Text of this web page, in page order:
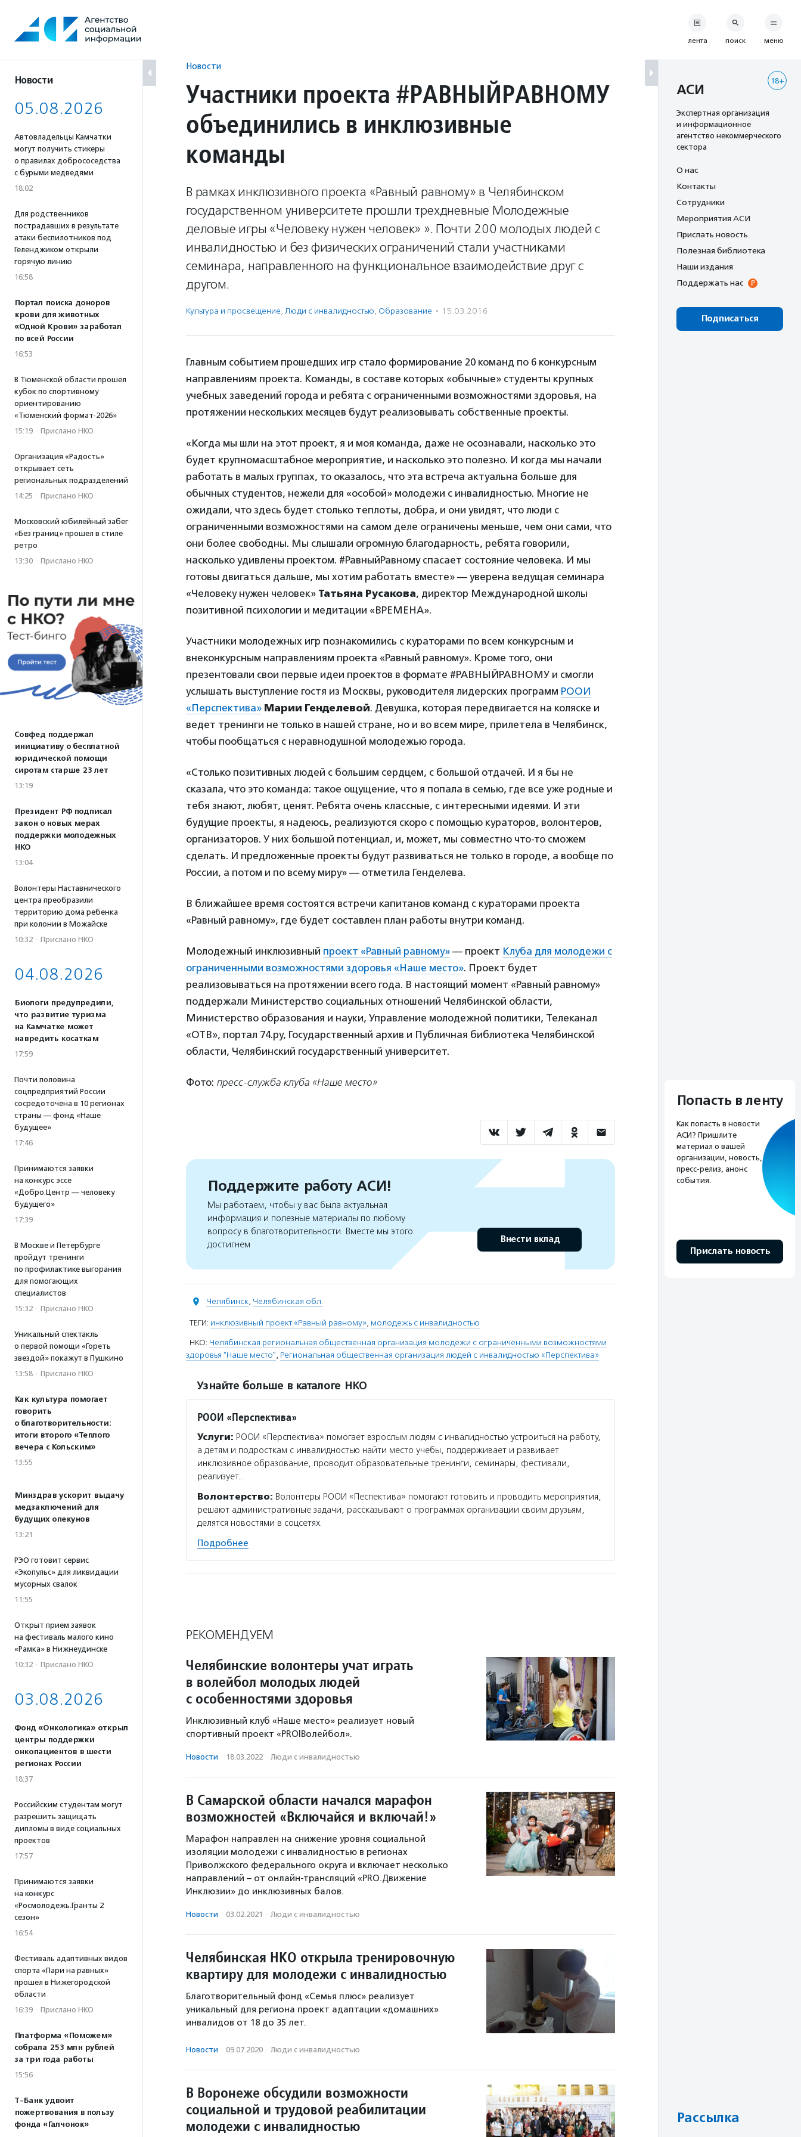
содержанию
Новости
05.08.2026
Автовладельцы Камчатки
могут получить стикеры
о правилах добрососедства
с бурыми медведями
18:02
Для родственников
пострадавших в результате
атаки беспилотников под
Геленджиком открыли
горячую линию
16:58
Портал поиска доноров
крови для животных
«Одной Крови» заработал
по всей России
16:53
В Тюменской области прошел
кубок по спортивному
ориентированию
«Тюменский формат-2026»
15:19 · Прислано НКО
Организация «Радость»
открывает сеть
региональных подразделений
14:25 · Прислано НКО
Московский юбилейный забег
«Без границ» прошел в стиле
ретро
13:30 · Прислано НКО
Совфед поддержал
инициативу о бесплатной
юридической помощи
сиротам старше 23 лет
13:19
Президент РФ подписал
закон о новых мерах
поддержки молодежных
НКО
13:04
Волонтеры Наставнического
центра преобразили
территорию дома ребенка
при колонии в Можайске
10:32 · Прислано НКО
04.08.2026
Биологи предупредили,
что развитие туризма
на Камчатке может
навредить косаткам
17:59
Почти половина
соцпредприятий России
сосредоточена в 10 регионах
страны — фонд «Наше
будущее»
17:46
Принимаются заявки
на конкурс эссе
«Добро.Центр — человеку
будущего»
17:39
В Москве и Петербурге
пройдут тренинги
по профилактике выгорания
для помогающих
специалистов
15:32 · Прислано НКО
Уникальный спектакль
о первой помощи «Гореть
звездой» покажут в Пушкино
13:58 · Прислано НКО
Как культура помогает
говорить
о благотворительности:
итоги второго «Теплого
вечера с Кольским»
13:55
Минздрав ускорит выдачу
медзаключений для
будущих опекунов
13:21
РЭО готовит сервис
«Экопульс» для ликвидации
мусорных свалок
11:55
Открыт прием заявок
на фестиваль малого кино
«Рамка» в Нижнеудинске
10:32 · Прислано НКО
03.08.2026
Фонд «Онкологика» открыл
центры поддержки
онкопациентов в шести
регионах России
18:37
Российским студентам могут
разрешить защищать
дипломы в виде социальных
проектов
17:57
Принимаются заявки
на конкурс
«Росмолодежь.Гранты 2
сезон»
16:54
Фестиваль адаптивных видов
спорта «Пари на равных»
прошел в Нижегородской
области
16:39 · Прислано НКО
Платформа «Поможем»
собрала 253 млн рублей
за три года работы
15:56
Т-Банк удвоит
пожертвования в пользу
фонда «Галчонок»
Новости
Участники проекта #РАВНЫЙРАВНОМУ
объединились в инклюзивные
команды
В рамках инклюзивного проекта «Равный равному» в Челябинском
государственном университете прошли трехдневные Молодежные
деловые игры «Человеку нужен человек» ». Почти 200 молодых людей с
инвалидностью и без физических ограничений стали участниками
семинара, направленного на функциональное взаимодействие друг с
другом.
Культура и просвещение, Люди с инвалидностью, Образование · 15.03.2016
Главным событием прошедших игр стало формирование 20 команд по 6 конкурсным
направлениям проекта. Команды, в составе которых «обычные» студенты крупных
учебных заведений города и ребята с ограниченными возможностями здоровья, на
протяжении нескольких месяцев будут реализовывать собственные проекты.
«Когда мы шли на этот проект, я и моя команда, даже не осознавали, насколько это
будет крупномасштабное мероприятие, и насколько это полезно. И когда мы начали
работать в малых группах, то оказалось, что эта встреча актуальна больше для
обычных студентов, нежели для «особой» молодежи с инвалидностью. Многие не
ожидали, что здесь будет столько теплоты, добра, и они увидят, что люди с
ограниченными возможностями на самом деле ограничены меньше, чем они сами, что
они более свободны. Мы слышали огромную благодарность, ребята говорили,
насколько удивлены проектом. #РавныйРавному спасает состояние человека. И мы
готовы двигаться дальше, мы хотим работать вместе» — уверена ведущая семинара
«Человеку нужен человек» Татьяна Русакова, директор Международной школы
позитивной психологии и медитации «ВРЕМЕНА».
Участники молодежных игр познакомились с кураторами по всем конкурсным и
внеконкурсным направлениям проекта «Равный равному». Кроме того, они
презентовали свои первые идеи проектов в формате #РАВНЫЙРАВНОМУ и смогли
услышать выступление гостя из Москвы, руководителя лидерских программ РООИ
«Перспектива» Марии Генделевой. Девушка, которая передвигается на коляске и
ведет тренинги не только в нашей стране, но и во всем мире, прилетела в Челябинск,
чтобы пообщаться с неравнодушной молодежью города.
«Столько позитивных людей с большим сердцем, с большой отдачей. И я бы не
сказала, что это команда: такое ощущение, что я попала в семью, где все уже родные и
тебя знают, любят, ценят. Ребята очень классные, с интересными идеями. И эти
будущие проекты, я надеюсь, реализуются скоро с помощью кураторов, волонтеров,
организаторов. У них большой потенциал, и, может, мы совместно что-то сможем
сделать. И предложенные проекты будут развиваться не только в городе, а вообще по
России, а потом и по всему миру» — отметила Генделева.
В ближайшее время состоятся встречи капитанов команд с кураторами проекта
«Равный равному», где будет составлен план работы внутри команд.
Молодежный инклюзивный проект «Равный равному» — проект Клуба для молодежи с
ограниченными возможностями здоровья «Наше место». Проект будет
реализовываться на протяжении всего года. В настоящий момент «Равный равному»
поддержали Министерство социальных отношений Челябинской области,
Министерство образования и науки, Управление молодежной политики, Телеканал
«ОТВ», портал 74.ру, Государственный архив и Публичная библиотека Челябинской
области, Челябинский государственный университет.
Фото: пресс-служба клуба «Наше место»
Поддержите работу АСИ!
Мы работаем, чтобы у вас была актуальная
информация и полезные материалы по любому
вопросу в благотворительности. Вместе мы этого
достигнем
Внести вклад
Челябинск, Челябинская обл.
ТЕГИ: инклюзивный проект «Равный равному», молодежь с инвалидностью
НКО: Челябинская региональная общественная организация молодежи с ограниченными возможностями
здоровья "Наше место", Региональная общественная организация людей с инвалидностью «Перспектива»
Узнайте больше в каталоге НКО
РООИ «Перспектива»
Услуги: РООИ «Перспектива» помогает взрослым людям с инвалидностью устроиться на работу,
а детям и подросткам с инвалидностью найти место учебы, поддерживает и развивает
инклюзивное образование, проводит образовательные тренинги, семинары, фестивали,
реализует…
Волонтерство: Волонтеры РООИ «Песпектива» помогают готовить и проводить мероприятия,
решают административные задачи, рассказывают о программах организации своим друзьям,
делятся новостями в соцсетях.
Подробнее
РЕКОМЕНДУЕМ
Челябинские волонтеры учат играть
в волейбол молодых людей
с особенностями здоровья
Инклюзивный клуб «Наше место» реализует новый
спортивный проект «PRO|Волейбол».
Новости · 18.03.2022 · Люди с инвалидностью
В Самарской области начался марафон
возможностей «Включайся и включай!»
Марафон направлен на снижение уровня социальной
изоляции молодежи с инвалидностью в регионах
Приволжского федерального округа и включает несколько
направлений – от онлайн-трансляций «PRO.Движение
Инклюзии» до инклюзивных балов.
Новости · 03.02.2021 · Люди с инвалидностью
Челябинская НКО открыла тренировочную
квартиру для молодежи с инвалидностью
Благотворительный фонд «Семья плюс» реализует
уникальный для региона проект адаптации «домашних»
инвалидов от 18 до 35 лет.
Новости · 09.07.2020 · Люди с инвалидностью
В Воронеже обсудили возможности
социальной и трудовой реабилитации
молодежи с инвалидностью
лента поиск меню
18+
АСИ
Экспертная организация
и информационное
агентство некоммерческого
сектора
О нас
Контакты
Сотрудники
Мероприятия АСИ
Прислать новость
Полезная библиотека
Наши издания
Поддержать нас
Подписаться
Попасть в ленту
Как попасть в новости
АСИ? Пришлите
материал о вашей
организации, новость,
пресс-релиз, анонс
события.
Прислать новость
Рассылка